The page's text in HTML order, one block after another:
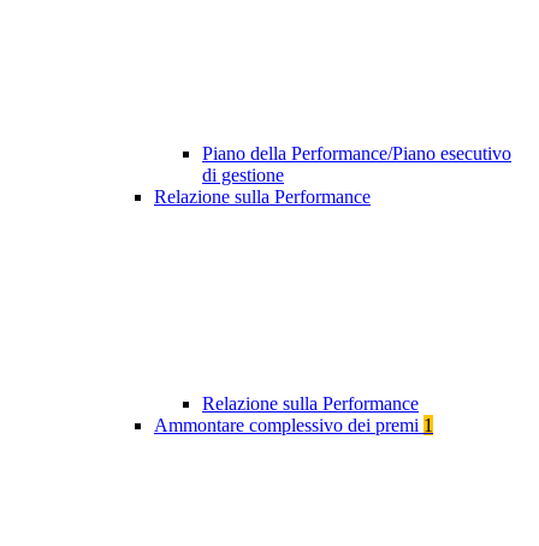
Piano della Performance/Piano esecutivo
di gestione
Relazione sulla Performance
Relazione sulla Performance
Ammontare complessivo dei premi 1